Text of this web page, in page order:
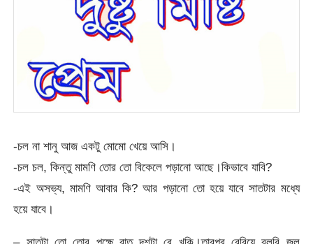
-চল না শানু আজ একটু মোমো খেয়ে আসি।
-চল চল, কিন্তু মামণি তোর তো বিকেলে পড়ানো আছে।কিভাবে যাবি?
-এই অসভ্য, মামণি আবার কি? আর পড়ানো তো হয়ে যাবে সাতটার মধ্যে
হয়ে যাবে।